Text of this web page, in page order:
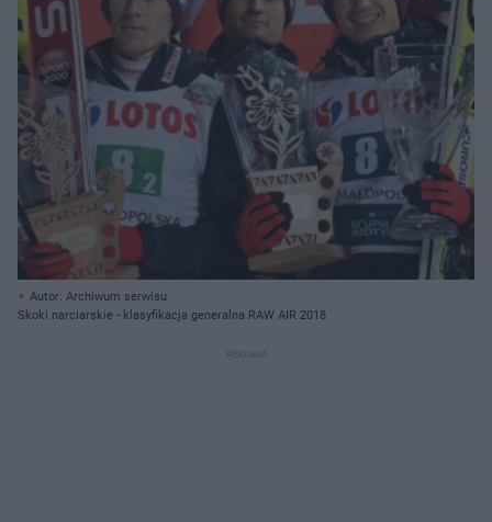
Autor: Archiwum serwisu
Skoki narciarskie - klasyfikacja generalna RAW AIR 2018